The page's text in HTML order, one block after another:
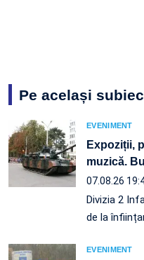
Pe același
EVENIMENT
Expoziții,
muzică.
07.08.26
Divizia 2
de la
EVENIMENT